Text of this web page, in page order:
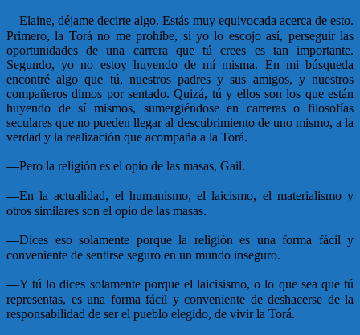
—Elaine, déjame decirte algo. Estás muy equivocada acerca de esto.
Primero, la Torá no me prohibe, si yo lo escojo así, perseguir las
oportunidades de una carrera que tú crees es tan importante.
Segundo, yo no estoy huyendo de mí misma. En mi búsqueda
encontré algo que tú, nuestros padres y sus amigos, y nuestros
compañeros dimos por sentado. Quizá, tú y ellos son los que están
huyendo de sí mismos, sumergiéndose en carreras o filosofías
seculares que no pueden llegar al descubrimiento de uno mismo, a la
verdad y la realización que acompaña a la Torá.
—Pero la religión es el opio de las masas, Gail.
—En la actualidad, el humanismo, el laicismo, el materialismo y
otros similares son el opio de las masas.
—Dices eso solamente porque la religión es una forma fácil y
conveniente de sentirse seguro en un mundo inseguro.
—Y tú lo dices solamente porque el laicisismo, o lo que sea que tú
representas, es una forma fácil y conveniente de deshacerse de la
responsabilidad de ser el pueblo elegido, de vivir la Torá.